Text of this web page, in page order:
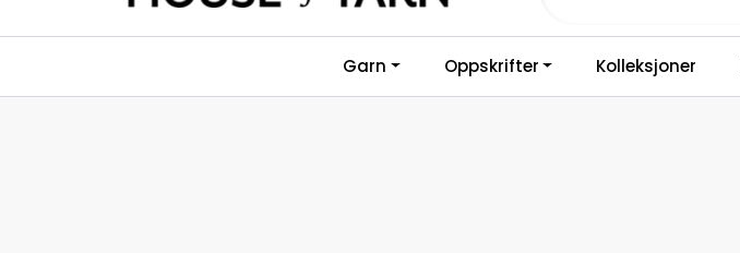
Skip to main content
Garn Oppskrifter Kolleksjoner